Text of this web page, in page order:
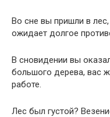
Во сне вы пришли в
ожидает долгое
В сновидении вы
большого дерева, вас
работе.
Лес был густой?